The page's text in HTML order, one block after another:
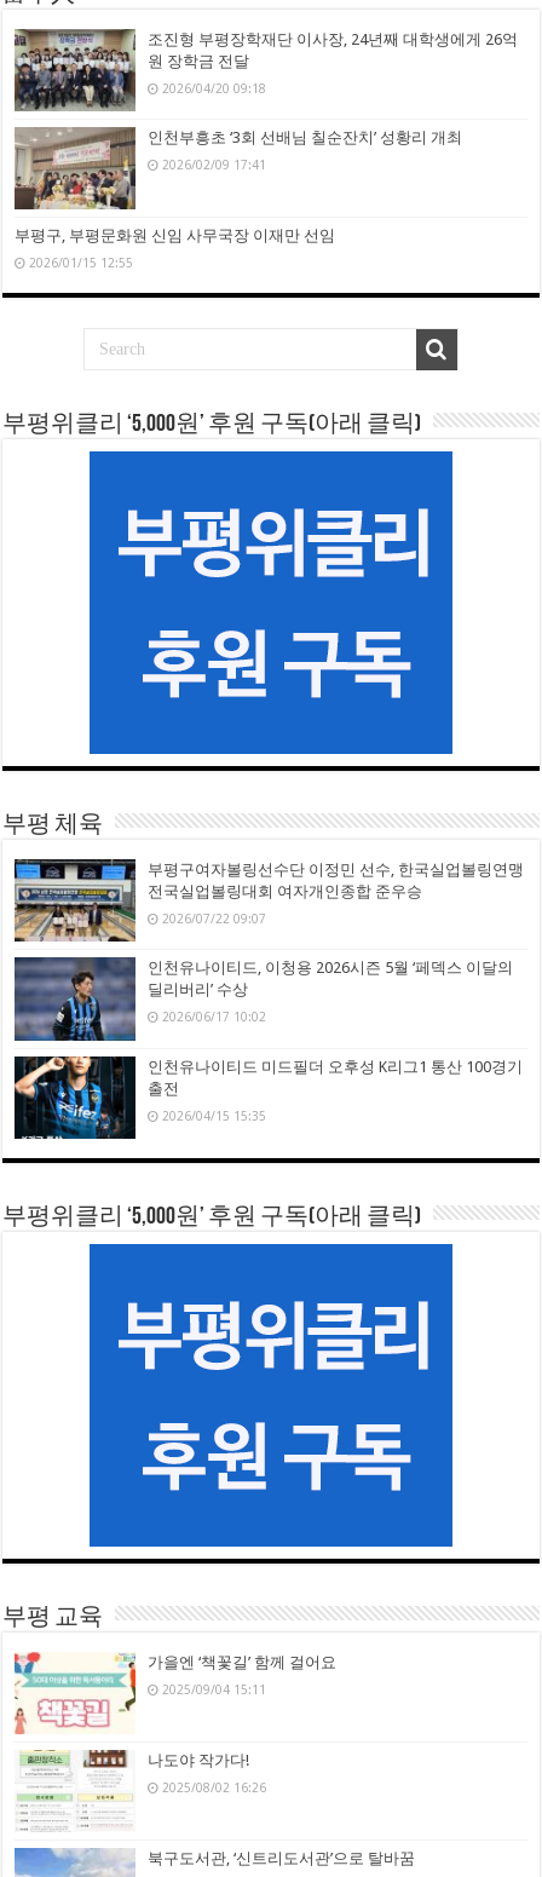
조진형 부평장학재단 이사장, 24년째 대학생에게 26억
원 장학금 전달
2026/04/20 09:18
인천부흥초 ‘3회 선배님 칠순잔치’ 성황리 개최
2026/02/09 17:41
부평구, 부평문화원 신임 사무국장 이재만 선임
2026/01/15 12:55
부평위클리 ‘5,000원’ 후원 구독(아래 클릭)
부평 체육
부평구여자볼링선수단 이정민 선수, 한국실업볼링연맹
전국실업볼링대회 여자개인종합 준우승
2026/07/22 09:07
인천유나이티드, 이청용 2026시즌 5월 ‘페덱스 이달의
딜리버리’ 수상
2026/06/17 10:02
인천유나이티드 미드필더 오후성 K리그1 통산 100경기
출전
2026/04/15 15:35
부평위클리 ‘5,000원’ 후원 구독(아래 클릭)
부평 교육
가을엔 ‘책꽃길’ 함께 걸어요
2025/09/04 15:11
나도야 작가다!
2025/08/02 16:26
북구도서관, ‘신트리도서관’으로 탈바꿈